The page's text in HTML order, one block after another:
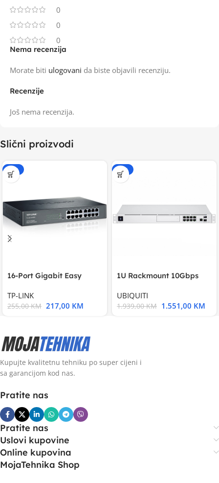
0
0
0
Recenzije
Još nema recenzija.
Nema recenzija
Morate biti ulogovani da biste objavili recenziju.
Slični proizvodi
-15%
16-Port Gigabit Easy
TP-LINK
255,00KM 217,00 KM
-20%
1U Rackmount 10Gbps
UBIQUITI
1.939,00KM 1.551,00 KM
Kupujte kvalitetnu tehniku po super cijeni i
sa garancijom kod nas.
Pratite nas
Pratite nas
Uslovi kupovine
Online kupovina
MojaTehnika Shop